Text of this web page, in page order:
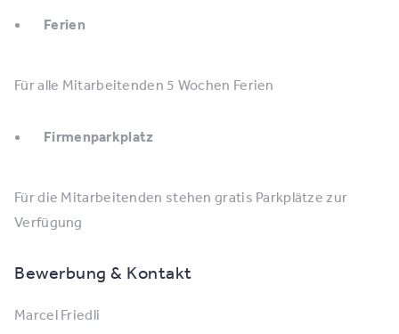
Ferien
Für alle Mitarbeitenden 5 Wochen Ferien
Firmenparkplatz
Für die Mitarbeitenden stehen gratis Parkplätze zur
Verfügung
Bewerbung & Kontakt
Marcel Friedli